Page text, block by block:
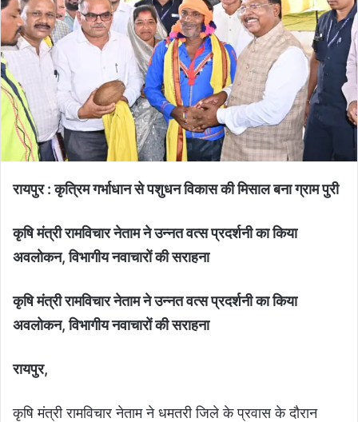
रायपुर : कृत्रिम गर्भाधान से पशुधन विकास की मिसाल बना ग्राम पुरी
कृषि मंत्री रामविचार नेताम ने उन्नत वत्स प्रदर्शनी का किया
अवलोकन, विभागीय नवाचारों की सराहना
कृषि मंत्री रामविचार नेताम ने उन्नत वत्स प्रदर्शनी का किया
अवलोकन, विभागीय नवाचारों की सराहना
रायपुर,
कृषि मंत्री रामविचार नेताम ने धमतरी जिले के प्रवास के दौरान